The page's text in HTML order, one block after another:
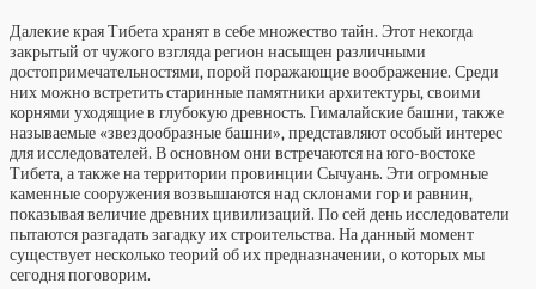
Далекие края Тибета хранят в себе множество тайн. Этот некогда
закрытый от чужого взгляда регион насыщен различными
достопримечательностями, порой поражающие воображение. Среди
них можно встретить старинные памятники архитектуры, своими
корнями уходящие в глубокую древность. Гималайские башни, также
называемые «звездообразные башни», представляют особый интерес
для исследователей. В основном они встречаются на юго-востоке
Тибета, а также на территории провинции Сычуань. Эти огромные
каменные сооружения возвышаются над склонами гор и равнин,
показывая величие древних цивилизаций. По сей день исследователи
пытаются разгадать загадку их строительства. На данный момент
существует несколько теорий об их предназначении, о которых мы
сегодня поговорим.